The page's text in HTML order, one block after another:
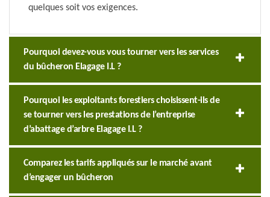
quelques soit vos exigences.
Pourquoi devez-vous vous tourner vers les services
du bûcheron Elagage I.L ?
Pourquoi les exploitants forestiers choisissent-ils de
se tourner vers les prestations de l’entreprise
d’abattage d’arbre Elagage I.L ?
Comparez les tarifs appliqués sur le marché avant
d’engager un bûcheron